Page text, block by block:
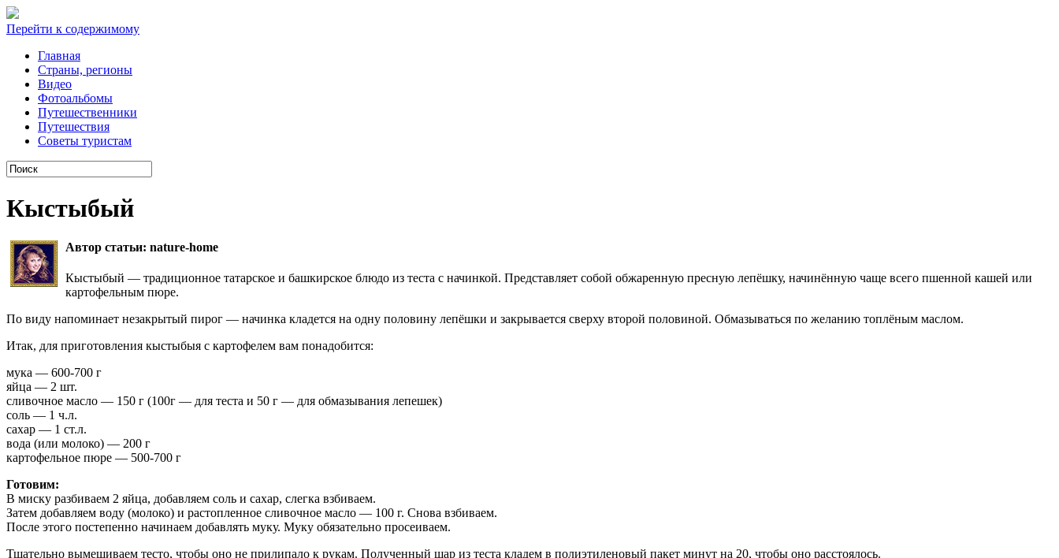
Перейти к содержимому
Главная
Cтраны, регионы
Видео
Фотоальбомы
Путешественники
Путешествия
Советы туристам
Кыстыбый
Автор статьи: nature-home
Кыстыбый — традиционное татарское и башкирское блюдо из теста с начинкой. Представляет собой обжаренную пресную лепёшку, начинённую чаще всего пшенной кашей или
картофельным пюре.
По виду напоминает незакрытый пирог — начинка кладется на одну половину лепёшки и закрывается сверху второй половиной. Обмазываться по желанию топлёным маслом.
Итак, для приготовления кыстыбыя с картофелем вам понадобится:
мука — 600-700 г
яйца — 2 шт.
сливочное масло — 150 г (100г — для теста и 50 г — для обмазывания лепешек)
соль — 1 ч.л.
сахар — 1 ст.л.
вода (или молоко) — 200 г
картофельное пюре — 500-700 г
Готовим:
В миску разбиваем 2 яйца, добавляем соль и сахар, слегка взбиваем.
Затем добавляем воду (молоко) и растопленное сливочное масло — 100 г. Снова взбиваем.
После этого постепенно начинаем добавлять муку. Муку обязательно просеиваем.
Тщательно вымешиваем тесто, чтобы оно не прилипало к рукам. Полученный шар из теста кладем в полиэтиленовый пакет минут на 20, чтобы оно расстоялось.